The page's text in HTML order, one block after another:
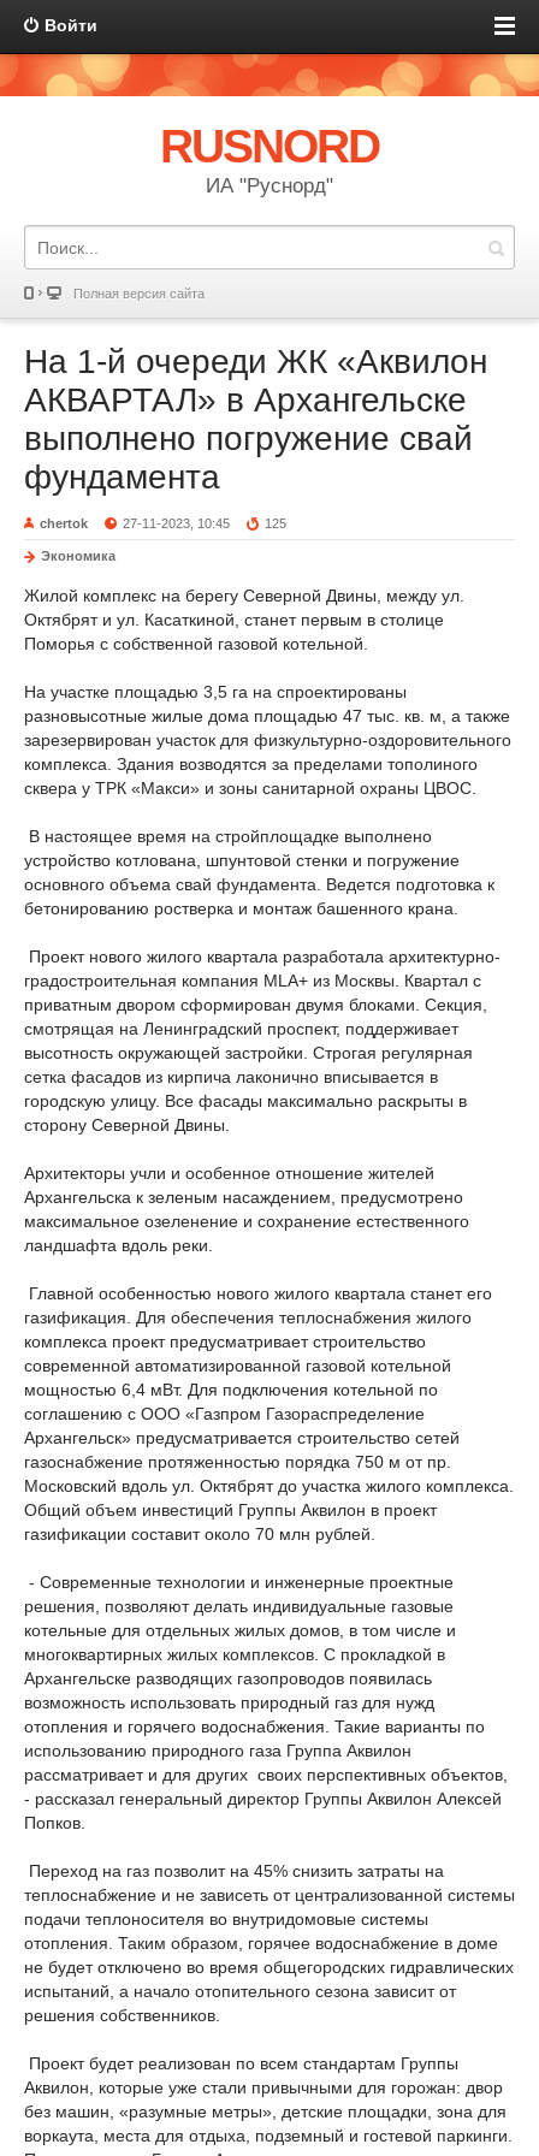
Войти
RUSNORD
ИА "Руснорд"
Полная версия сайта
На 1-й очереди ЖК «Аквилон
АКВАРТАЛ» в Архангельске
выполнено погружение свай
фундамента
chertok 27-11-2023, 10:45 125
Экономика
Жилой комплекс на берегу Северной Двины, между ул.
Октябрят и ул. Касаткиной, станет первым в столице
Поморья с собственной газовой котельной.
На участке площадью 3,5 га на спроектированы
разновысотные жилые дома площадью 47 тыс. кв. м, а также
зарезервирован участок для физкультурно-оздоровительного
комплекса. Здания возводятся за пределами тополиного
сквера у ТРК «Макси» и зоны санитарной охраны ЦВОС.
В настоящее время на стройплощадке выполнено
устройство котлована, шпунтовой стенки и погружение
основного объема свай фундамента. Ведется подготовка к
бетонированию ростверка и монтаж башенного крана.
Проект нового жилого квартала разработала архитектурно-
градостроительная компания MLA+ из Москвы. Квартал с
приватным двором сформирован двумя блоками. Секция,
смотрящая на Ленинградский проспект, поддерживает
высотность окружающей застройки. Строгая регулярная
сетка фасадов из кирпича лаконично вписывается в
городскую улицу. Все фасады максимально раскрыты в
сторону Северной Двины.
Архитекторы учли и особенное отношение жителей
Архангельска к зеленым насаждением, предусмотрено
максимальное озеленение и сохранение естественного
ландшафта вдоль реки.
Главной особенностью нового жилого квартала станет его
газификация. Для обеспечения теплоснабжения жилого
комплекса проект предусматривает строительство
современной автоматизированной газовой котельной
мощностью 6,4 мВт. Для подключения котельной по
соглашению с ООО «Газпром Газораспределение
Архангельск» предусматривается строительство сетей
газоснабжение протяженностью порядка 750 м от пр.
Московский вдоль ул. Октябрят до участка жилого комплекса.
Общий объем инвестиций Группы Аквилон в проект
газификации составит около 70 млн рублей.
- Современные технологии и инженерные проектные
решения, позволяют делать индивидуальные газовые
котельные для отдельных жилых домов, в том числе и
многоквартирных жилых комплексов. С прокладкой в
Архангельске разводящих газопроводов появилась
возможность использовать природный газ для нужд
отопления и горячего водоснабжения. Такие варианты по
использованию природного газа Группа Аквилон
рассматривает и для других своих перспективных объектов,
- рассказал генеральный директор Группы Аквилон Алексей
Попков.
Переход на газ позволит на 45% снизить затраты на
теплоснабжение и не зависеть от централизованной системы
подачи теплоносителя во внутридомовые системы
отопления. Таким образом, горячее водоснабжение в доме
не будет отключено во время общегородских гидравлических
испытаний, а начало отопительного сезона зависит от
решения собственников.
Проект будет реализован по всем стандартам Группы
Аквилон, которые уже стали привычными для горожан: двор
без машин, «разумные метры», детские площадки, зона для
воркаута, места для отдыха, подземный и гостевой паркинги.